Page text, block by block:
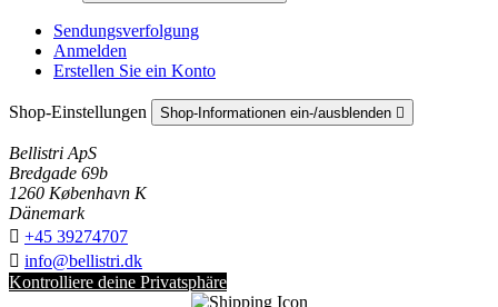
Sendungsverfolgung
Anmelden
Erstellen Sie ein Konto
Shop-Einstellungen Shop-Informationen ein-/ausblenden 
Bellistri ApS
Bredgade 69b
1260 København K
Dänemark
 +45 39274707
 info@bellistri.dk
Kontrolliere deine Privatsphäre